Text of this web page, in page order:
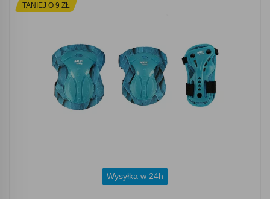
TANIEJ O 9 ZŁ
Wysyłka w 24h